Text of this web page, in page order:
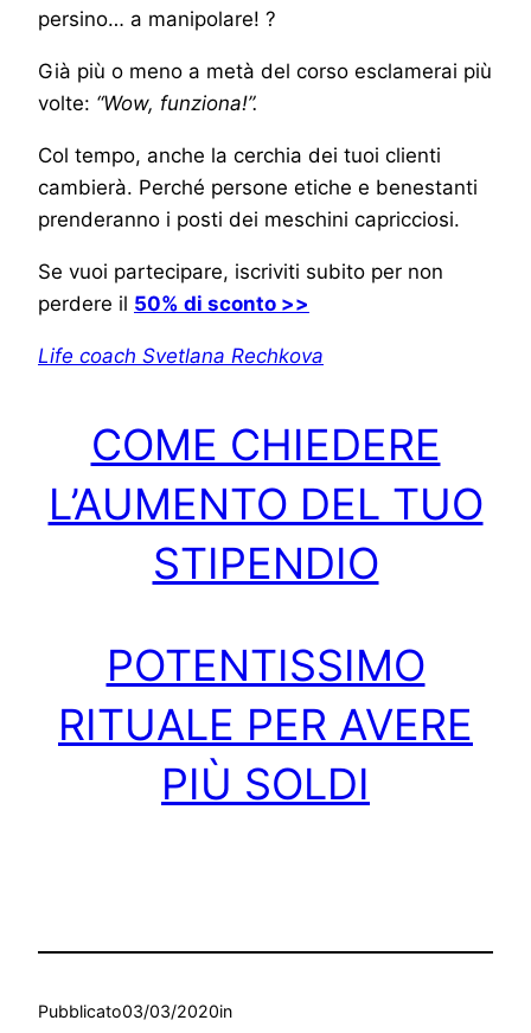
persino… a manipolare! ?
Già più o meno a metà del corso esclamerai più
volte: “Wow, funziona!”.
Col tempo, anche la cerchia dei tuoi clienti
cambierà. Perché persone etiche e benestanti
prenderanno i posti dei meschini capricciosi.
Se vuoi partecipare, iscriviti subito per non
perdere il 50% di sconto >>
Life coach Svetlana Rechkova
COME CHIEDERE
L’AUMENTO DEL TUO
STIPENDIO
POTENTISSIMO
RITUALE PER AVERE
PIÙ SOLDI
Pubblicato03/03/2020in